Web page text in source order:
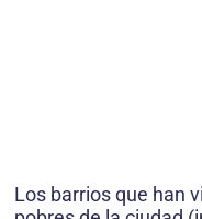
Los barrios que han